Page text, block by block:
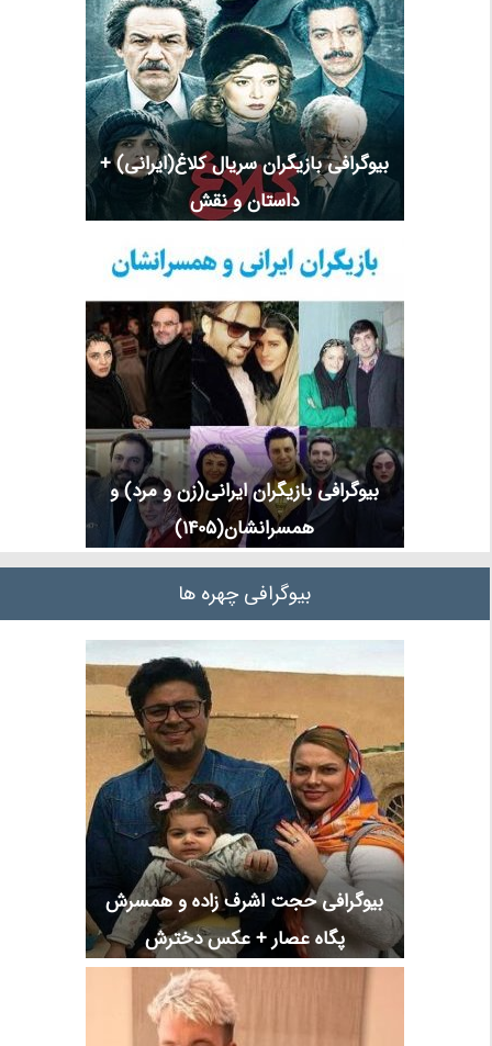
بیوگرافی بازیگران سریال کلاغ(ایرانی) +
داستان و نقش
بیوگرافی بازیگران ایرانی(زن و مرد) و
همسرانشان(1405)
بیوگرافی چهره ها
بیوگرافی حجت اشرف زاده و همسرش
پگاه عصار + عکس دخترش